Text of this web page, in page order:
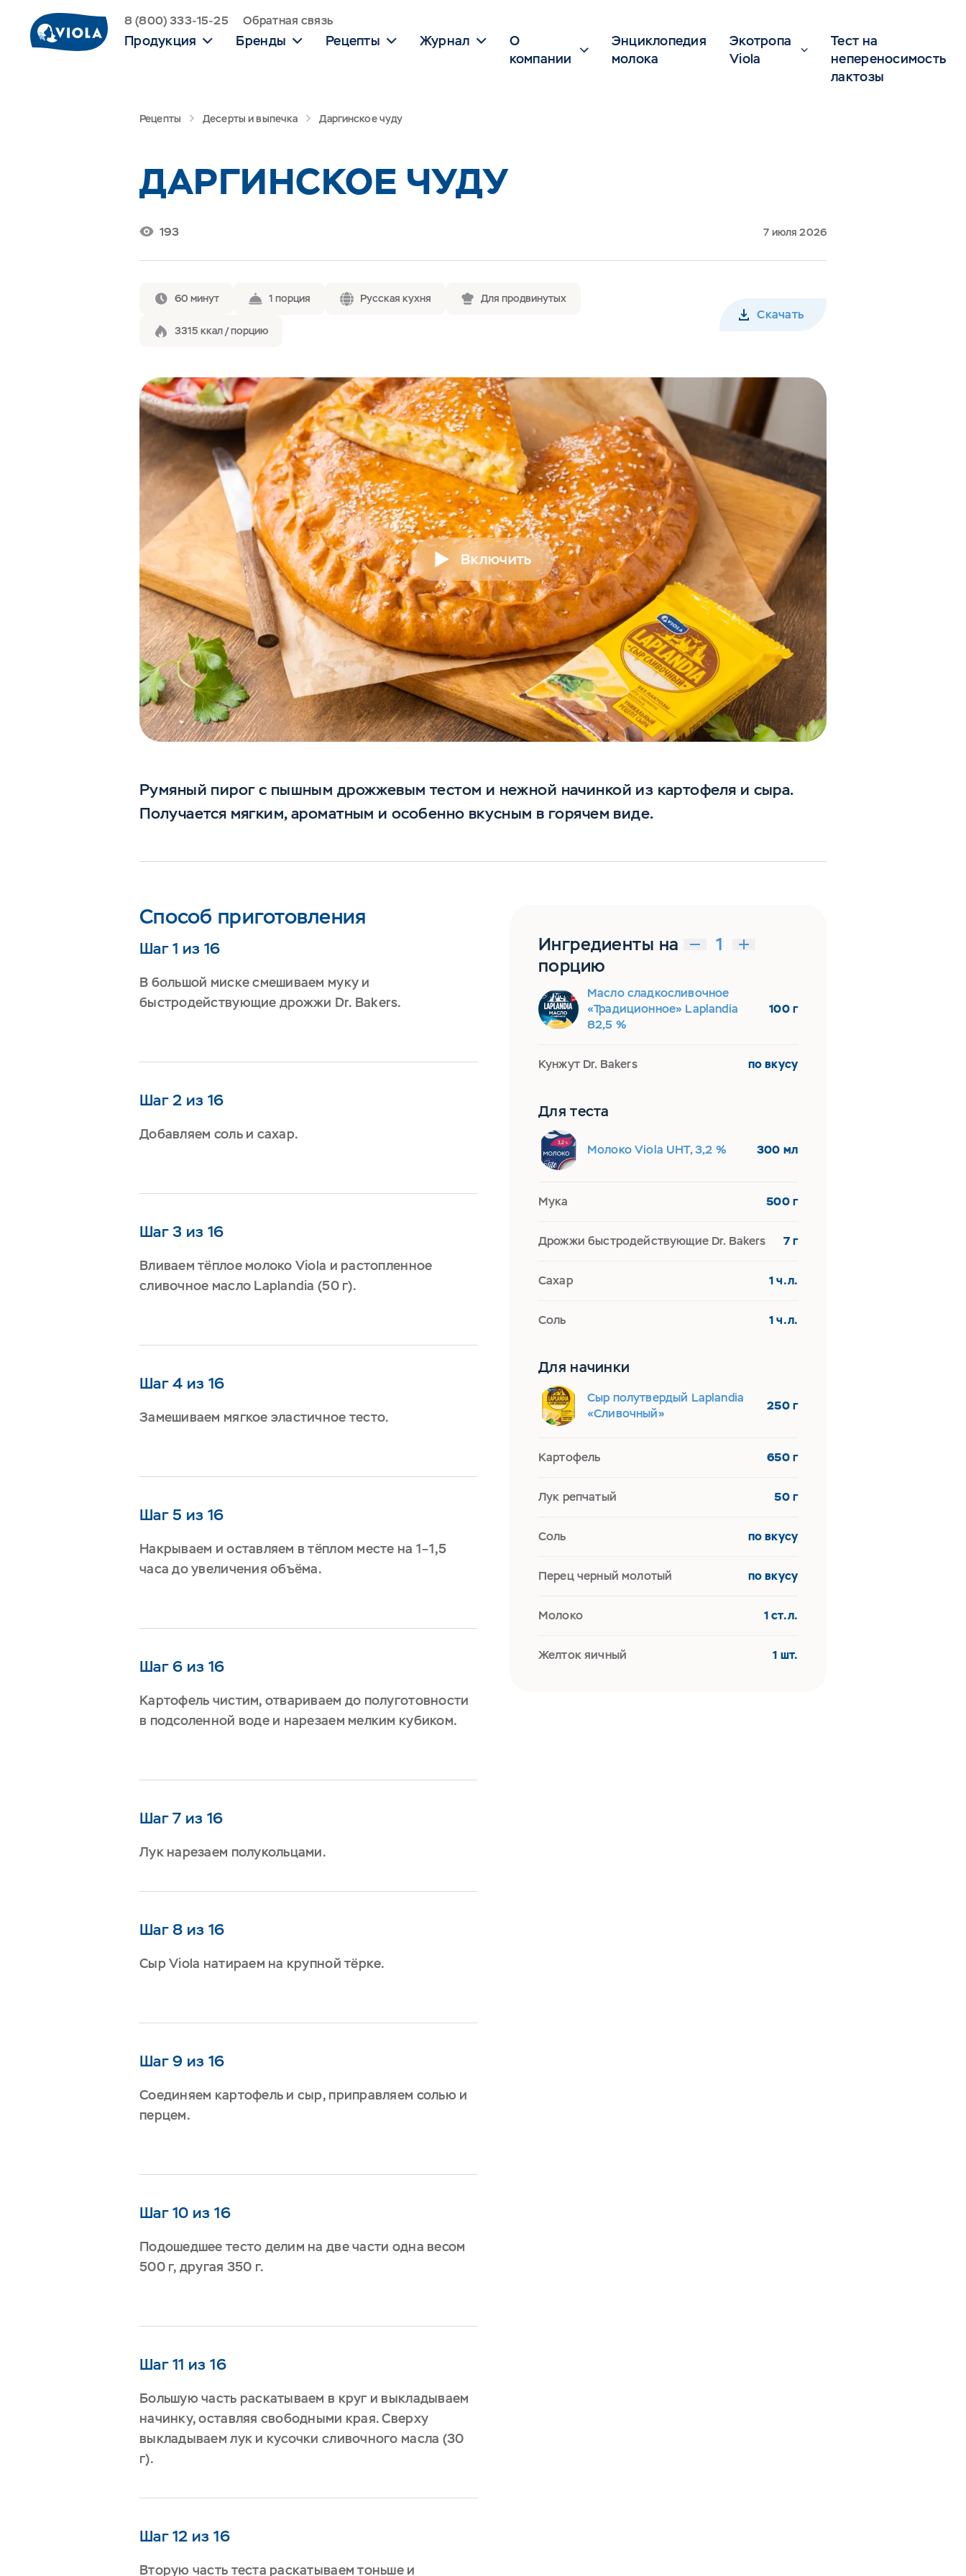
8 (800) 333-15-25 Обратная связь
Продукция Бренды Рецепты Журнал
О
компании
Энциклопедия
молока
Экотропа
Viola
Тест на
непереносимость
лактозы
Рецепты Десерты и выпечка Даргинское чуду
ДАРГИНСКОЕ ЧУДУ
193 7 июля 2026
60 минут 1 порция Русская кухня Для продвинутых
3315 ккал / порцию
Скачать
Включить
Румяный пирог с пышным дрожжевым тестом и нежной начинкой из картофеля и сыра.
Получается мягким, ароматным и особенно вкусным в горячем виде.
Способ приготовления
Шаг 1 из 16
В большой миске смешиваем муку и
быстродействующие дрожжи Dr. Bakers.
Шаг 2 из 16
Добавляем соль и сахар.
Шаг 3 из 16
Вливаем тёплое молоко Viola и растопленное
сливочное масло Laplandia (50 г).
Шаг 4 из 16
Замешиваем мягкое эластичное тесто.
Шаг 5 из 16
Накрываем и оставляем в тёплом месте на 1–1,5
часа до увеличения объёма.
Шаг 6 из 16
Картофель чистим, отвариваем до полуготовности
в подсоленной воде и нарезаем мелким кубиком.
Шаг 7 из 16
Лук нарезаем полукольцами.
Шаг 8 из 16
Сыр Viola натираем на крупной тёрке.
Шаг 9 из 16
Соединяем картофель и сыр, приправляем солью и
перцем.
Шаг 10 из 16
Подошедшее тесто делим на две части одна весом
500 г, другая 350 г.
Шаг 11 из 16
Большую часть раскатываем в круг и выкладываем
начинку, оставляя свободными края. Сверху
выкладываем лук и кусочки сливочного масла (30
г).
Шаг 12 из 16
Вторую часть теста раскатываем тоньше и
Ингредиенты на
порцию
Масло сладкосливочное
«Традиционное» Laplandia
82,5 %
100 г
Кунжут Dr. Bakers по вкусу
Для теста
Молоко Viola UHT, 3,2 % 300 мл
Мука 500 г
Дрожжи быстродействующие Dr. Bakers 7 г
Сахар 1 ч.л.
Соль 1 ч.л.
Для начинки
Сыр полутвердый Laplandia
«Сливочный»
250 г
Картофель 650 г
Лук репчатый 50 г
Соль по вкусу
Перец черный молотый по вкусу
Молоко 1 ст.л.
Желток яичный 1 шт.